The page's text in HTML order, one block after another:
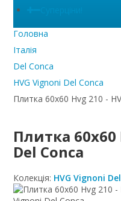
Головна
Італія
Del Conca
HVG Vignoni Del Conca
Плитка 60x60 Hvg 210 -
Плитка 60x60
Del Conca
Колекція: HVG Vignoni